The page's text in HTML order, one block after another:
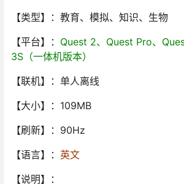
【类型】：教育、模拟、知识、生物
【平台】： Quest 2、Quest Pro、
3S（一体机版本）
【联机】：单人离线
【大小】：109MB
【刷新】：90Hz
【语言】： 英文
【说明】：